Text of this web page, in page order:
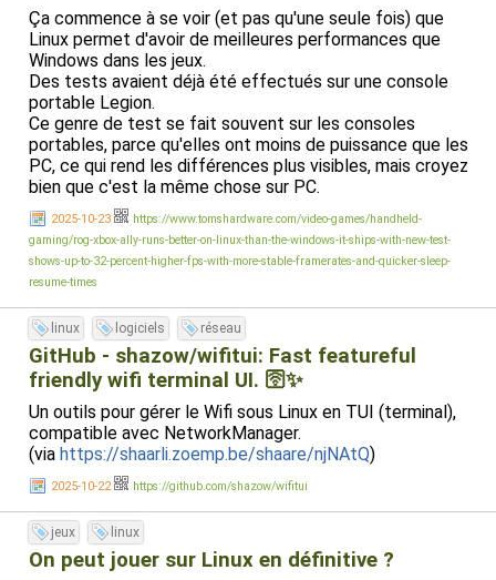
Ça commence à se voir (et pas qu'une seule fois) que
Linux permet d'avoir de meilleures performances que
Windows dans les jeux.
Des tests avaient déjà été effectués sur une console
portable Legion.
Ce genre de test se fait souvent sur les consoles
portables, parce qu'elles ont moins de puissance que les
PC, ce qui rend les différences plus visibles, mais croyez
bien que c'est la même chose sur PC.
2025-10-23
https://www.tomshardware.com/video-games/handheld-
gaming/rog-xbox-ally-runs-better-on-linux-than-the-windows-it-ships-with-new-test-
shows-up-to-32-percent-higher-fps-with-more-stable-framerates-and-quicker-sleep-
resume-times
linux logiciels réseau
GitHub - shazow/wifitui: Fast featureful
friendly wifi terminal UI. 🛜✨
Un outils pour gérer le Wifi sous Linux en TUI (terminal),
compatible avec NetworkManager.
(via https://shaarli.zoemp.be/shaare/njNAtQ)
2025-10-22 https://github.com/shazow/wifitui
jeux linux
On peut jouer sur Linux en définitive ?